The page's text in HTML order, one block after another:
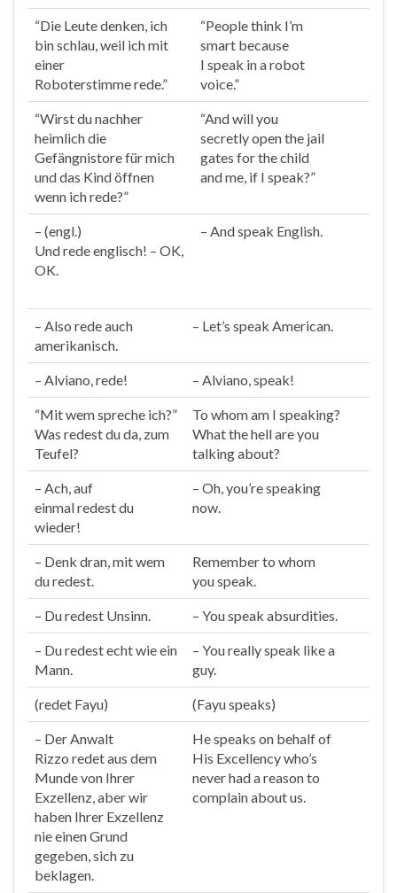
“Die Leute denken, ich
bin schlau, weil ich mit
einer
Roboterstimmerede.”
“People think I’m
smart because
I speak in a robot
voice.”
“Wirst du nachher
heimlich die
Gefängnistore für mich
und das Kind öffnen
wenn ichrede?”
“And will you
secretly open the jail
gates for the child
and me, if I speak?”
– (engl.)
Undredeenglisch! – OK,
OK.
– Andspeak English.
– Also redeauch
amerikanisch.
– Let’s speak American.
– Alviano,rede! – Alviano,speak!
“Mit wem spreche ich?”
Was redestdu da, zum
Teufel?
To whom am I speaking?
What the hell are you
talking about?
– Ach, auf
einmalredestdu
wieder!
– Oh, you’respeaking
now.
– Denk dran, mit wem
duredest.
Remember to whom
youspeak.
– Duredest Unsinn. – Youspeak absurdities.
– Duredestecht wie ein
Mann.
– You reallyspeak like a
guy.
(redet Fayu) (Fayuspeaks)
– Der Anwalt
Rizzo redetaus dem
Munde von Ihrer
Exzellenz, aber wir
haben Ihrer Exzellenz
nie einen Grund
gegeben, sich zu
beklagen.
Hespeaks on behalf of
His Excellency who’s
never had a reason to
complain about us.